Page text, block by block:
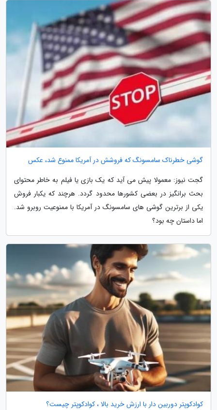
گوشی خطرناک سامسونگ که فروشش در آمریکا ممنوع شد، عکس
گجت نیوز: معمولا پیش می آید که یک بازی یا فیلم به خاطر محتوای
بحث برانگیز در بعضی کشورها محدود گردد. هرچند که یکبار فروش
یکی از برترین گوشی های سامسونگ در آمریکا با ممنوعیت روبرو شد.
اما داستان چه بود؟
کوادکوپتر دوربین دار با ارزش خرید بالا ، کوادکوپتر چیست؟